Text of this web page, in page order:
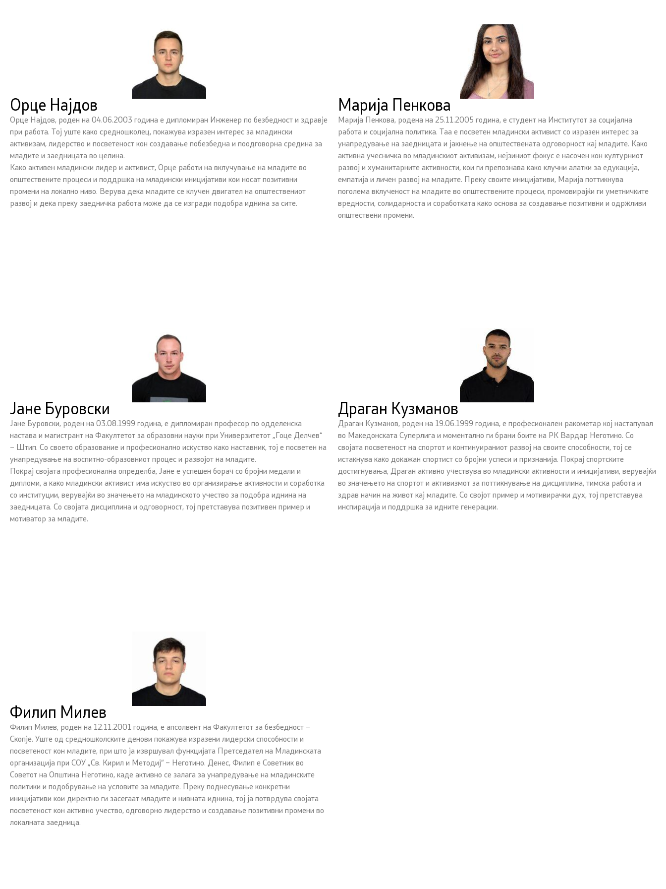
Орце Најдов
Орце Најдов, роден на 04.06.2003 година е дипломиран Инженер по безбедност и здравје
при работа. Тој уште како средношколец, покажува изразен интерес за младински
активизам, лидерство и посветеност кон создавање побезбедна и поодговорна средина за
младите и заедницата во целина.
Како активен младински лидер и активист, Орце работи на вклучување на младите во
општествените процеси и поддршка на младински иницијативи кои носат позитивни
промени на локално ниво. Верува дека младите се клучен двигател на општествениот
развој и дека преку заедничка работа може да се изгради подобра иднина за сите.
Марија Пенкова
Марија Пенкова, родена на 25.11.2005 година, е студент на Институтот за социјална
работа и социјална политика. Таа е посветен младински активист со изразен интерес за
унапредување на заедницата и јакнење на општествената одговорност кај младите. Како
активна учесничка во младинскиот активизам, нејзиниот фокус е насочен кон културниот
развој и хуманитарните активности, кои ги препознава како клучни алатки за едукација,
емпатија и личен развој на младите. Преку своите иницијативи, Марија поттикнува
поголема вклученост на младите во општествените процеси, промовирајќи ги уметничките
вредности, солидарноста и соработката како основа за создавање позитивни и одржливи
општествени промени.
Јане Буровски
Јане Буровски, роден на 03.08.1999 година, е дипломиран професор по одделенска
настава и магистрант на Факултетот за образовни науки при Универзитетот „Гоце Делчев“
– Штип. Со своето образование и професионално искуство како наставник, тој е посветен на
унапредување на воспитно-образовниот процес и развојот на младите.
Покрај својата професионална определба, Јане е успешен борач со бројни медали и
дипломи, а како младински активист има искуство во организирање активности и соработка
со институции, верувајќи во значењето на младинското учество за подобра иднина на
заедницата. Со својата дисциплина и одговорност, тој претставува позитивен пример и
мотиватор за младите.
Драган Кузманов
Драган Кузманов, роден на 19.06.1999 година, е професионален ракометар кој настапувал
во Македонската Суперлига и моментално ги брани боите на РК Вардар Неготино. Со
својата посветеност на спортот и континуираниот развој на своите способности, тој се
истакнува како докажан спортист со бројни успеси и признанија. Покрај спортските
достигнувања, Драган активно учествува во младински активности и иницијативи, верувајќи
во значењето на спортот и активизмот за поттикнување на дисциплина, тимска работа и
здрав начин на живот кај младите. Со својот пример и мотивирачки дух, тој претставува
инспирација и поддршка за идните генерации.
Филип Милев
Филип Милев, роден на 12.11.2001 година, е апсолвент на Факултетот за безбедност –
Скопје. Уште од средношколските денови покажува изразени лидерски способности и
посветеност кон младите, при што ја извршувал функцијата Претседател на Младинската
организација при СОУ „Св. Кирил и Методиј“ – Неготино. Денес, Филип е Советник во
Советот на Општина Неготино, каде активно се залага за унапредување на младинските
политики и подобрување на условите за младите. Преку поднесување конкретни
иницијативи кои директно ги засегаат младите и нивната иднина, тој ја потврдува својата
посветеност кон активно учество, одговорно лидерство и создавање позитивни промени во
локалната заедница.